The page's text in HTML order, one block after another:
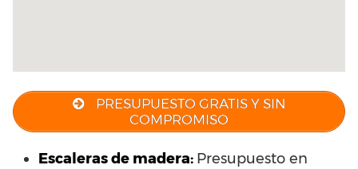
PRESUPUESTO GRATIS Y SIN
COMPROMISO
Escaleras de madera: Presupuesto en